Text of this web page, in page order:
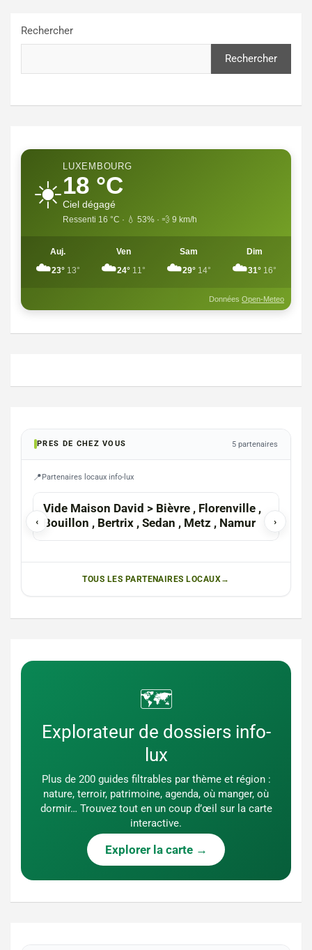
Rechercher
Rechercher
☀️
LUXEMBOURG
18 °C
Ciel dégagé
Ressenti 16 °C · 💧 53% · 💨 9 km/h
Auj.
☁️23° 13°
Ven
☁️24° 11°
Sam
☁️29° 14°
Dim
☁️31° 16°
Données Open-Meteo
PRES DE CHEZ VOUS 5 partenaires
Partenaires locaux info-lux
‹ ›
Vide Maison David > Bièvre , Florenville ,
Bouillon , Bertrix , Sedan , Metz , Namur
TOUS LES PARTENAIRES LOCAUX
🗺️
Explorateur de dossiers info-
lux
Plus de 200 guides filtrables par thème et région :
nature, terroir, patrimoine, agenda, où manger, où
dormir… Trouvez tout en un coup d’œil sur la carte
interactive.
Explorer la carte →